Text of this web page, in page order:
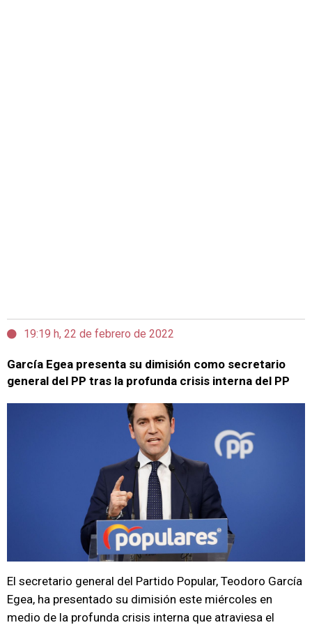
19:19 h, 22 de febrero de 2022
García Egea presenta su dimisión como secretario
general del PP tras la profunda crisis interna del PP
El secretario general del Partido Popular, Teodoro García
Egea, ha presentado su dimisión este miércoles en
medio de la profunda crisis interna que atraviesa el